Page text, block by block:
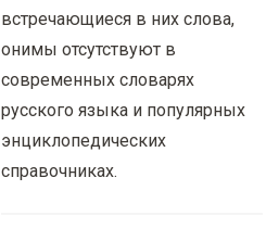
встречающиеся в них слова,
онимы отсутствуют в
современных словарях
русского языка и популярных
энциклопедических
справочниках.